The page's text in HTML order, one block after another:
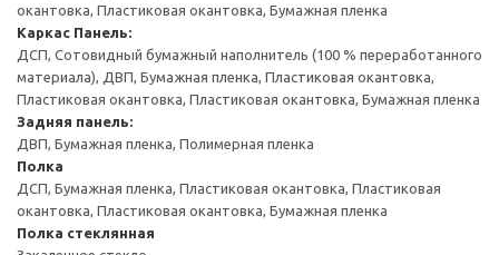
окантовка, Пластиковая окантовка, Бумажная пленка
Каркас Панель:
ДСП, Сотовидный бумажный наполнитель (100 % переработанного
материала), ДВП, Бумажная пленка, Пластиковая окантовка,
Пластиковая окантовка, Пластиковая окантовка, Бумажная пленка
Задняя панель:
ДВП, Бумажная пленка, Полимерная пленка
Полка
ДСП, Бумажная пленка, Пластиковая окантовка, Пластиковая
окантовка, Пластиковая окантовка, Бумажная пленка
Полка стеклянная